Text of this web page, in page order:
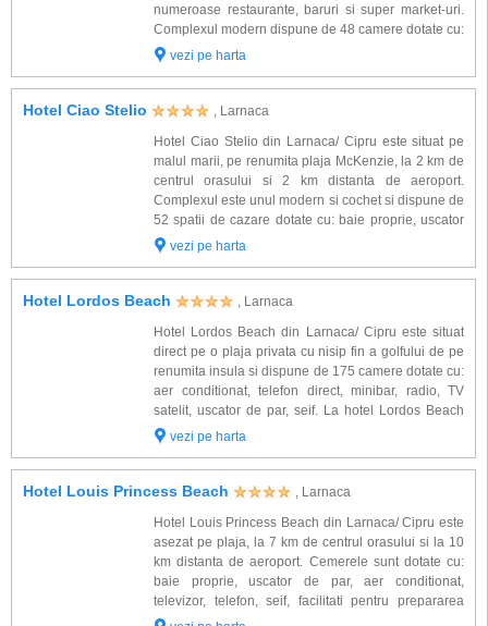
numeroase restaurante, baruri si super market-uri.
Complexul modern dispune de 48 camere dotate cu:
baie proprie, uscator de par, seif, aer conditionat,
vezi pe harta
Hotel Ciao Stelio
, Larnaca
Hotel Ciao Stelio din Larnaca/ Cipru este situat pe
malul marii, pe renumita plaja McKenzie, la 2 km de
centrul orasului si 2 km distanta de aeroport.
Complexul este unul modern si cochet si dispune de
52 spatii de cazare dotate cu: baie proprie, uscator
de par, halat si papuci de baie, seif, aer conditionat,
vezi pe harta
Hotel Lordos Beach
, Larnaca
Hotel Lordos Beach din Larnaca/ Cipru este situat
direct pe o plaja privata cu nisip fin a golfului de pe
renumita insula si dispune de 175 camere dotate cu:
aer conditionat, telefon direct, minibar, radio, TV
satelit, uscator de par, seif. La hotel Lordos Beach
veti beneficia si de: 6 restaurante, baruri, piscine
vezi pe harta
Hotel Louis Princess Beach
, Larnaca
Hotel Louis Princess Beach din Larnaca/ Cipru este
asezat pe plaja, la 7 km de centrul orasului si la 10
km distanta de aeroport. Cemerele sunt dotate cu:
baie proprie, uscator de par, aer conditionat,
televizor, telefon, seif, facilitati pentru prepararea
cafelei si a ceaiului, balcon. La hotel Louis Princess